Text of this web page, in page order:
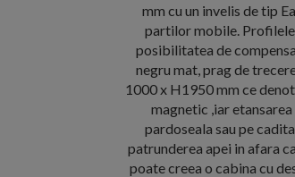
mm cu un invelis de tip
partilor mobile. Profilele
posibilitatea de
negru mat, prag de
1000 x H1950 mm ce
magnetic ,iar
pardoseala sau pe
patrunderea apei in afara
poate creea o cabina cu